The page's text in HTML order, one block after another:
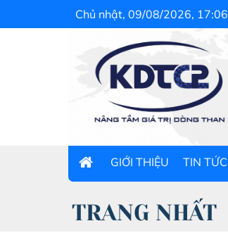
Chủ nhật, 09/08/2026, 17:06
GIỚI THIỆU TIN TỨC
TRANG NHẤT